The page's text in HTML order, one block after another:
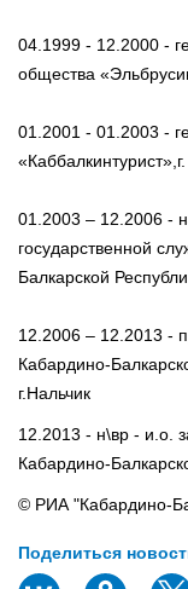
04.1999 - 12.2000 -
общества
01.2001 - 01.2003 -
01.2003 – 12.2006 -
государственной
Балкарской
12.2006 – 12.2013 -
Кабардино-
г.Нальчик
12.2013 - н\вр - и.о.
Кабардино-
© РИА "Кабардино-
Поделиться